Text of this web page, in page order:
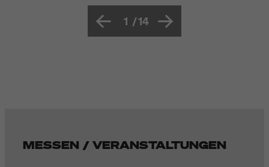
1 /14
MESSEN / VERANSTALTUNGEN